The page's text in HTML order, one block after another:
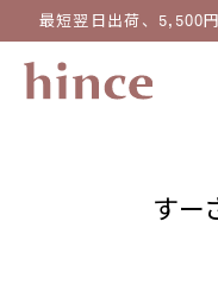
最短翌日出荷、5,500
すー